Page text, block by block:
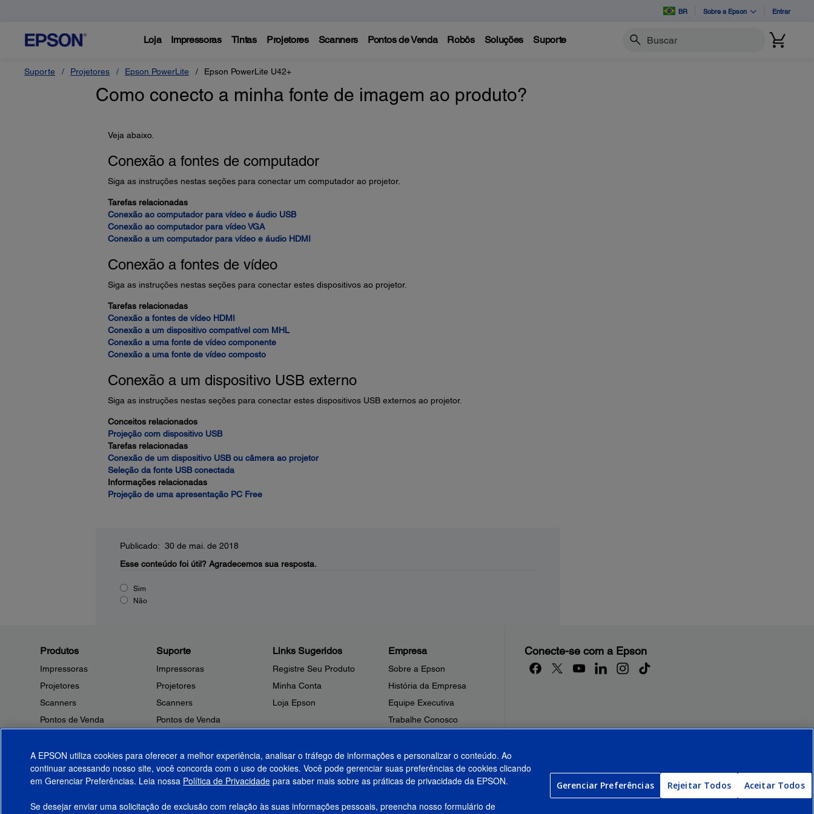
BR Sobre a Epson Entrar
Loja Impressoras Tintas Projetores Scanners Pontos de Venda Robôs Soluções Suporte Buscar
Suporte Projetores Epson PowerLite Epson PowerLite U42+
Como conecto a minha fonte de imagem ao produto?
Veja abaixo.
Conexão a fontes de computador
Siga as instruções nestas seções para conectar um computador ao projetor.
Tarefas relacionadas
Conexão ao computador para vídeo e áudio USB
Conexão ao computador para vídeo VGA
Conexão a um computador para vídeo e áudio HDMI
Conexão a fontes de vídeo
Siga as instruções nestas seções para conectar estes dispositivos ao projetor.
Tarefas relacionadas
Conexão a fontes de vídeo HDMI
Conexão a um dispositivo compatível com MHL
Conexão a uma fonte de vídeo componente
Conexão a uma fonte de vídeo composto
Conexão a um dispositivo USB externo
Siga as instruções nestas seções para conectar estes dispositivos USB externos ao projetor.
Conceitos relacionados
Projeção com dispositivo USB
Tarefas relacionadas
Conexão de um dispositivo USB ou câmera ao projetor
Seleção da fonte USB conectada
Informações relacionadas
Projeção de uma apresentação PC Free
Publicado: 30 de mai. de 2018
Esse conteúdo foi útil? Agradecemos sua resposta.
Sim
Não
Produtos
Impressoras
Projetores
Scanners
Pontos de Venda
Microdispositivos
Tintas
Papel
Suporte
Impressoras
Projetores
Scanners
Pontos de Venda
Outros Produtos
Notificações de Segurança
Links Sugeridos
Registre Seu Produto
Minha Conta
Loja Epson
Empresa
Sobre a Epson
História da Empresa
Equipe Executiva
Trabalhe Conosco
Fale Conosco
Shakira + Epson
Conecte-se com a Epson
A EPSON utiliza cookies para oferecer a melhor experiência, analisar o tráfego de informações e personalizar o conteúdo. Ao
continuar acessando nosso site, você concorda com o uso de cookies. Você pode gerenciar suas preferências de cookies clicando
em Gerenciar Preferências. Leia nossa Política de Privacidade para saber mais sobre as práticas de privacidade da EPSON.
Se desejar enviar uma solicitação de exclusão com relação às suas informações pessoais, preencha nosso formulário de
Gerenciar Preferências Rejeitar Todos Aceitar Todos